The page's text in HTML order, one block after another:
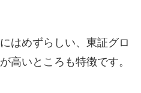
はめずらしい、東証グロ
高いところも特徴です。